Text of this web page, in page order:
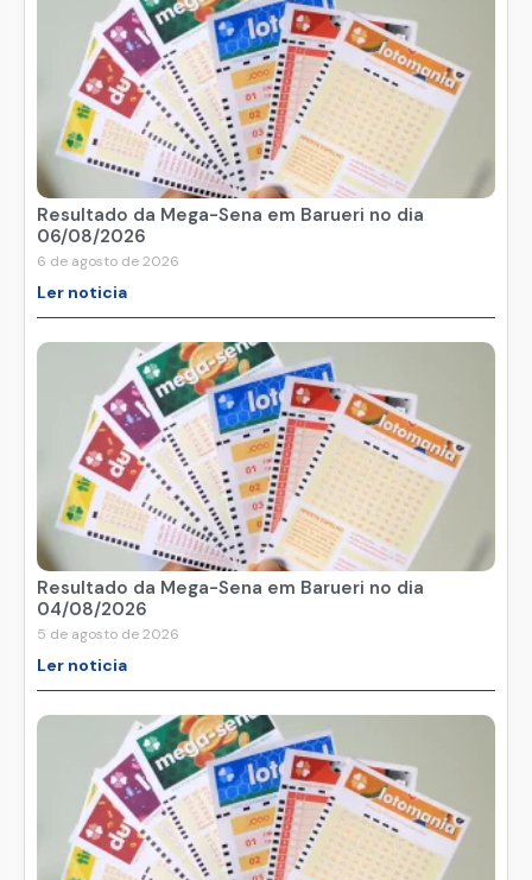
Resultado da Mega-Sena em Barueri no dia
06/08/2026
6 de agosto de 2026
Ler noticia
Resultado da Mega-Sena em Barueri no dia
04/08/2026
5 de agosto de 2026
Ler noticia